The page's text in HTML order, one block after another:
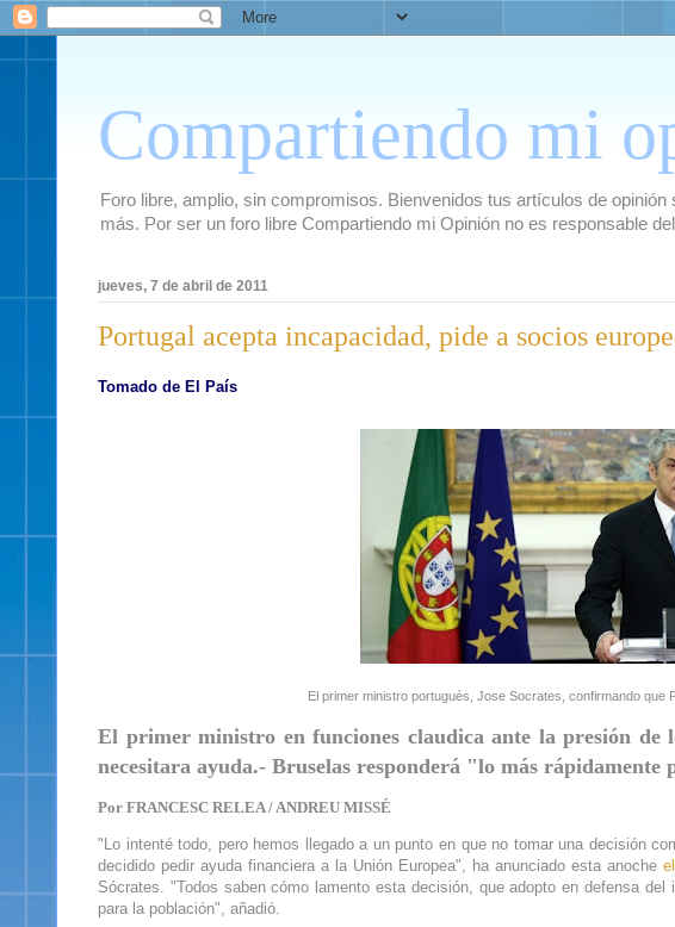
Compartiendo mi
Foro libre, amplio, sin compromisos. Bienvenidos tus artículos de
más. Por ser un foro libre Compartiendo mi Opinión no es responsable
jueves, 7 de abril de 2011
Portugal acepta incapacidad, pide a socios
Tomado de El País
El primer ministro portugués, Jose Socrates, confirmando que
El primer ministro en funciones claudica ante la presión de
necesitara ayuda.- Bruselas responderá "lo más rápidamente
Por FRANCESC RELEA / ANDREU MISSÉ
"Lo intenté todo, pero hemos llegado a un punto en que no tomar una decisión
decidido pedir ayuda financiera a la Unión Europea", ha anunciado esta anoche
Sócrates. "Todos saben cómo lamento esta decisión, que adopto en defensa
para la población", añadió.